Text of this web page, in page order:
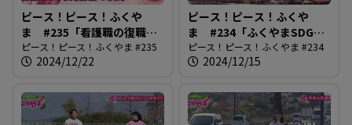
ピース！ピース！ふくや
ま #235「看護職の復職を
応援します」
ピース！ピース！ふくやま #235
2024/12/22
ピース！ピース！ふくや
ま #234「ふくやまSDGs
フェスタ」
ピース！ピース！ふくやま #234
2024/12/15